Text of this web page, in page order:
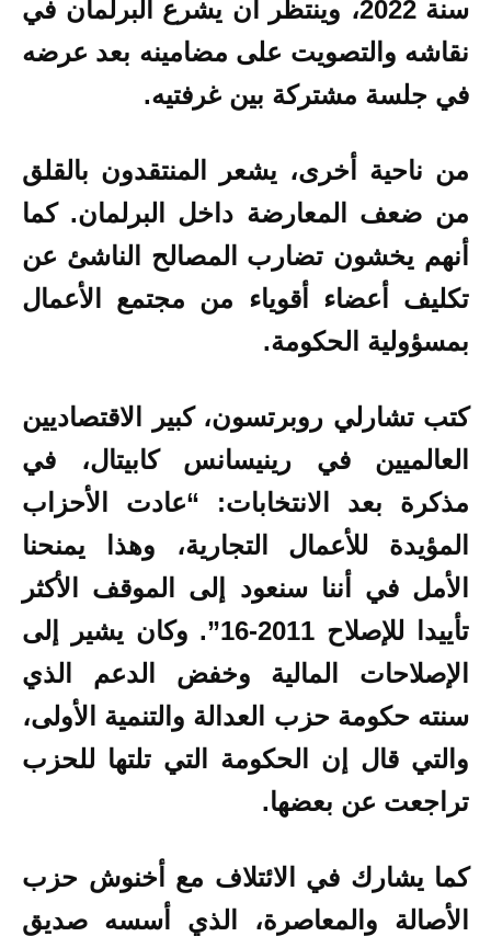
سنة 2022، وينتظر أن يشرع البرلمان في
نقاشه والتصويت على مضامينه بعد عرضه
في جلسة مشتركة بين غرفتيه.
من ناحية أخرى، يشعر المنتقدون بالقلق
من ضعف المعارضة داخل البرلمان. كما
أنهم يخشون تضارب المصالح الناشئ عن
تكليف أعضاء أقوياء من مجتمع الأعمال
بمسؤولية الحكومة.
كتب تشارلي روبرتسون، كبير الاقتصاديين
العالميين في رينيسانس كابيتال، في
مذكرة بعد الانتخابات: “عادت الأحزاب
المؤيدة للأعمال التجارية، وهذا يمنحنا
الأمل في أننا سنعود إلى الموقف الأكثر
تأييدا للإصلاح 2011-16”. وكان يشير إلى
الإصلاحات المالية وخفض الدعم الذي
سنته حكومة حزب العدالة والتنمية الأولى،
والتي قال إن الحكومة التي تلتها للحزب
تراجعت عن بعضها.
كما يشارك في الائتلاف مع أخنوش حزب
الأصالة والمعاصرة، الذي أسسه صديق